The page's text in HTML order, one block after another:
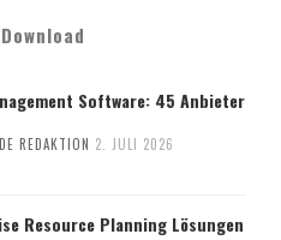
Software: 45 Anbieter
REDAKTION 2. JULI 2026
Resource Planning Lösungen